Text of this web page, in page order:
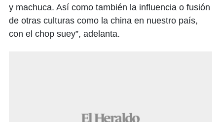
y machuca. Así como también la influencia o fusión
de otras culturas como la china en nuestro país,
con el chop suey”, adelanta.